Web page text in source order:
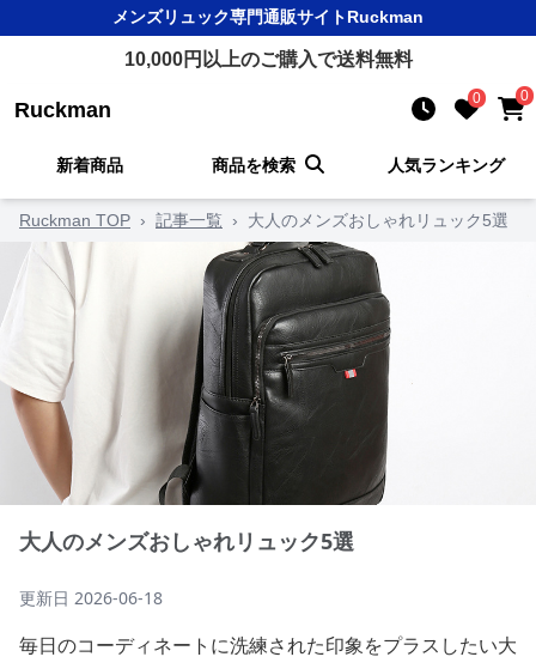
メンズリュック専門通販サイトRuckman
10,000円以上のご購入で送料無料
Ruckman 0 0
新着商品 商品を検索 人気ランキング
Ruckman TOP › 記事一覧 › 大人のメンズおしゃれリュック5選
大人のメンズおしゃれリュック5選
更新日 2026-06-18
毎日のコーディネートに洗練された印象をプラスしたい大